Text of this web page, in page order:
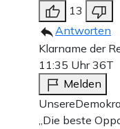
13
Antworten
Klarname der
11:35 Uhr36T
Melden
„Die beste